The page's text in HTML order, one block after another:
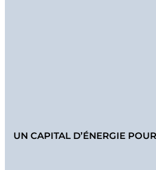
UN CAPITAL D’ÉNERGIE